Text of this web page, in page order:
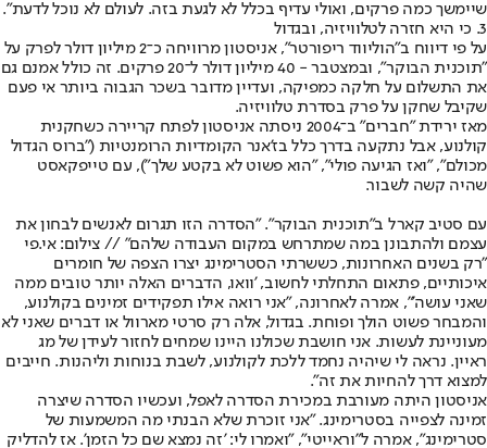
שיימשך כמה פרקים, ואולי עדיף בכלל לא לגעת בזה. לעולם לא נוכל לדעת".
3. כי היא חזרה לטלוויזיה, ובגדול
על פי דיווח ב"הוליווד ריפורטר", אניסטון מרוויחה כ־2 מיליון דולר לפרק על
"תוכנית הבוקר", ובמצטבר - 40 מיליון דולר ל־20 פרקים. זה כולל אמנם גם
את התשלום על חלקה כמפיקה, ועדיין מדובר בשכר הגבוה ביותר אי פעם
שקיבל שחקן על פרק בסדרת טלוויזיה.
מאז ירידת "חברים" ב־2004 ניסתה אניסטון לפתח קריירה כשחקנית
קולנוע, אבל נתקעה בדרך כלל בז'אנר הקומדיות הרומנטיות ("ברוס הגדול
מכולם", "ואז הגיעה פולי", "הוא פשוט לא בקטע שלך"), עם טייפקאסט
שהיה קשה לשבור.
עם סטיב קארל ב"תוכנית הבוקר". "הסדרה הזו תגרום לאנשים לבחון את
עצמם ולהתבונן במה שמתרחש במקום העבודה שלהם" // צילום: אי.פי
"רק בשנים האחרונות, כששרתי הסטרימינג יצרו הצפה של חומרים
איכותיים, פתאום התחלתי לחשוב, 'וואו, הדברים האלה יותר טובים ממה
שאני עושה'", אמרה לאחרונה, "אני רואה אילו תפקידים זמינים בקולנוע,
והמבחר פשוט הולך ופוחת. בגדול, אלה רק סרטי מארוול או דברים שאני לא
מעוניינת לעשות. אני חושבת שכולנו היינו שמחים לחזור לעידן של מג
ראיין. נראה לי שיהיה נחמד ללכת לקולנוע, לשבת בנוחות וליהנות. חייבים
למצוא דרך להחיות את זה".
אניסטון היתה מעורבת במכירת הסדרה לאפל, ועכשיו הסדרה שיצרה
זמינה לצפייה בסטרימינג. "אני זוכרת שלא הבנתי מה המשמעות של
סטרימינג", אמרה ל"וראייטי", "ואמרו לי: 'זה נמצא שם כל הזמן'. אז להדליק